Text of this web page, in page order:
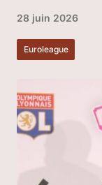
28 juin 2026
Euroleague